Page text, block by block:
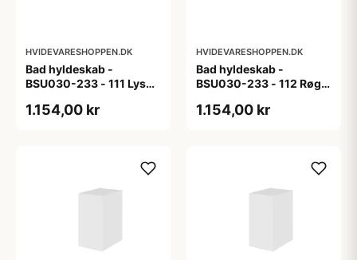
HVIDEVARESHOPPEN.DK
Bad hyldeskab -
BSU030-233 - 111 Lys
1.154,00 kr
HVIDEVARESHOPPEN.DK
Bad hyldeskab -
BSU030-233 - 112 Røget
1.154,00 kr